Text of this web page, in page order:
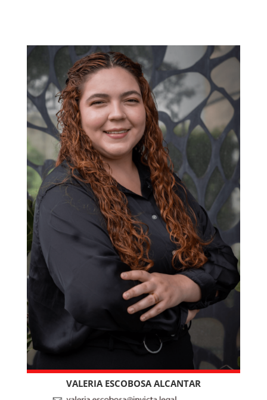
VALERIA ESCOBOSA ALCANTAR